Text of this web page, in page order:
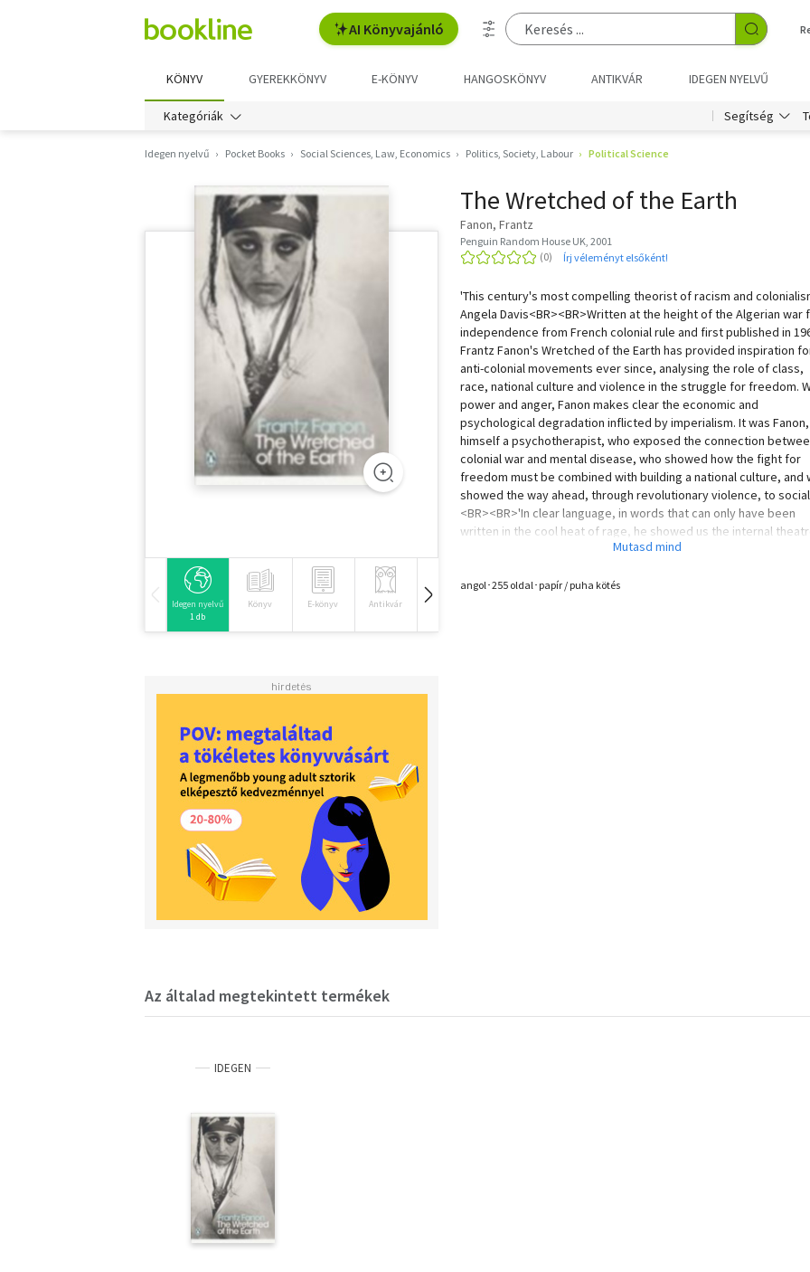
AI Könyvajánló
KÖNYV GYEREKKÖNYV E-KÖNYV HANGOSKÖNYV ANTIKVÁR IDEGEN NYELVŰ
Kategóriák Segítség
Idegen nyelvű Pocket Books Social Sciences, Law, Economics Politics, Society, Labour Political Science
Idegen nyelvű
1 db
Könyv E-könyv Antikvár Hangoskönyv
The Wretched of the Earth
Fanon, Frantz
Penguin Random House UK, 2001
Írj véleményt elsőként!
'This century's most compelling theorist of racism and
Angela Davis<BR><BR>Written at the height of the Algerian war
independence from French colonial rule and first published in
Frantz Fanon's Wretched of the Earth has provided inspiration
anti-colonial movements ever since, analysing the role of class,
race, national culture and violence in the struggle for freedom.
power and anger, Fanon makes clear the economic and
psychological degradation inflicted by imperialism. It was Fanon,
himself a psychotherapist, who exposed the connection
colonial war and mental disease, who showed how the fight for
freedom must be combined with building a national culture, and
showed the way ahead, through revolutionary violence, to
<BR><BR>'In clear language, in words that can only have been
written in the cool heat of rage, he showed us the internal
angol･255 oldal･papír / puha kötés
Az általad megtekintett termékek
IDEGEN